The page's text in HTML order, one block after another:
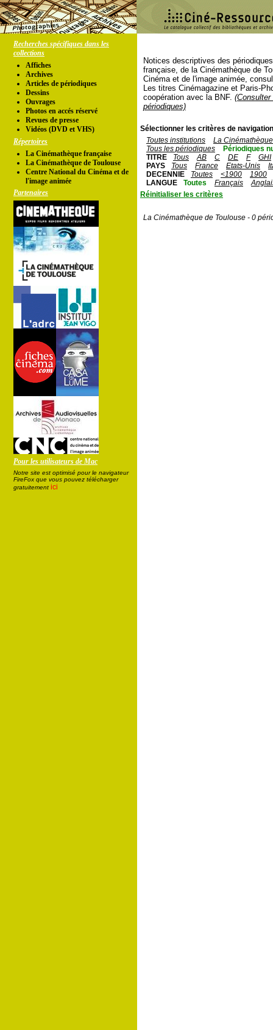
Recherches spécifiques dans les
collections
Affiches
Archives
Articles de périodiques
Dessins
Ouvrages
Photos en accés réservé
Revues de presse
Vidéos (DVD et VHS)
Répertoires
La Cinémathèque française
La Cinémathèque de Toulouse
Centre National du Cinéma et de
l'image animée
Partenaires
Pour les utilisateurs de Mac
Notre site est optimisé pour le navigateur
FireFox que vous pouvez télécharger
gratuitement ici
Notices descriptives des
française, de la Cinémathèque de
Cinéma et de l'image animée,
Les titres Cinémagazine et Paris-
coopération avec la BNF.
périodiques)
Sélectionner les critères de
Toutes institutions
La
Tous les périodiques
Périodiques
TITRE
Tous AB C DE F
GHI
PAYS
Tous France Etats-Unis
DECENNIE
Toutes <1900
1900
LANGUE
Toutes Français
Réinitialiser les critères
La Cinémathèque de Toulouse - 0